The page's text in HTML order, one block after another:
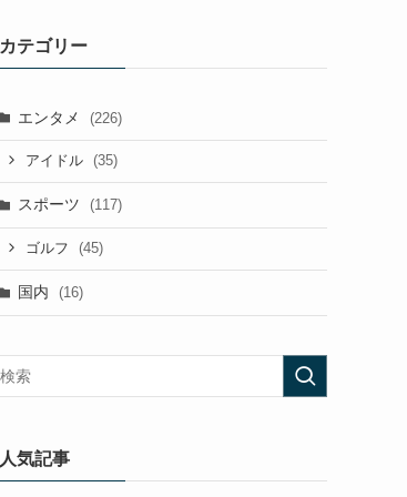
カテゴリー
エンタメ (226)
アイドル (35)
スポーツ (117)
ゴルフ (45)
国内 (16)
人気記事